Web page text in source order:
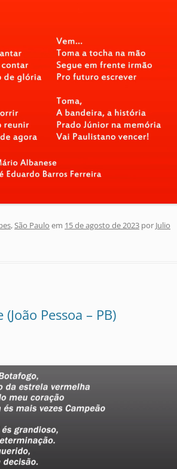
,São Paulo em 15 de agosto de 2023 por Julio
Pessoa – PB)